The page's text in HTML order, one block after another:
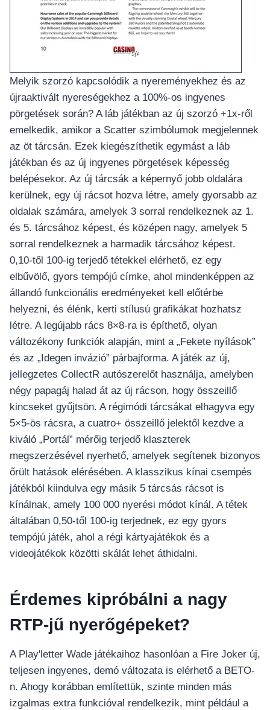
อุปกรณ์เพื่อความบันเทิง
อุปกรณ์เพื่อความบันเทิง
หูฟัง
ลำโพง
โทรทัศน์
สินค้าตามแบรนด์
Melyik szorzó kapcsolódik a nyereményekhez és az
újraaktivált nyereségekhez a 100%-os ingyenes
pörgetések során? A láb játékban az új szorzó +1x-ről
emelkedik, amikor a Scatter szimbólumok megjelennek
az öt tárcsán. Ezek kiegészíthetik egymást a láb
játékban és az új ingyenes pörgetések képesség
belépésekor. Az új tárcsák a képernyő jobb oldalára
kerülnek, egy új rácsot hozva létre, amely gyorsabb az
oldalak számára, amelyek 3 sorral rendelkeznek az 1.
és 5. tárcsához képest, és középen nagy, amelyek 5
sorral rendelkeznek a harmadik tárcsához képest.
0,10-től 100-ig terjedő tétekkel elérhető, ez egy
elbűvölő, gyors tempójú címke, ahol mindenképpen az
állandó funkcionális eredményeket kell előtérbe
helyezni, és élénk, kerti stílusú grafikákat hozhatsz
létre. A legújabb rács 8×8-ra is építhető, olyan
változékony funkciók alapján, mint a „Fekete nyílások”
és az „Idegen invázió” párbajforma. A játék az új,
jellegzetes CollectR autószerelőt használja, amelyben
négy papagáj halad át az új rácson, hogy összeillő
kincseket gyűjtsön. A régimódi tárcsákat elhagyva egy
5×5-ös rácsra, a cuatro+ összeillő jelektől kezdve a
kiváló „Portál” mérőig terjedő klaszterek
megszerzésével nyerhető, amelyek segítenek bizonyos
őrült hatások elérésében. A klasszikus kínai csempés
játékból kiindulva egy másik 5 tárcsás rácsot is
kínálnak, amely 100 000 nyerési módot kínál. A tétek
általában 0,50-től 100-ig terjednek, ez egy gyors
tempójú játék, ahol a régi kártyajátékok és a
videojátékok közötti skálát lehet áthidalni.
Érdemes kipróbálni a nagy
RTP-jű nyerőgépeket?
A Play'letter Wade játékaihoz hasonlóan a Fire Joker új,
teljesen ingyenes, demó változata is elérhető a BETO-
n. Ahogy korábban említettük, szinte minden más
izgalmas extra funkcióval rendelkezik, mint például a